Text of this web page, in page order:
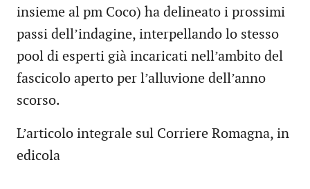
insieme al pm Coco) ha delineato i prossimi
passi dell’indagine, interpellando lo stesso
pool di esperti già incaricati nell’ambito del
fascicolo aperto per l’alluvione dell’anno
scorso.
L’articolo integrale sul Corriere Romagna, in
edicola